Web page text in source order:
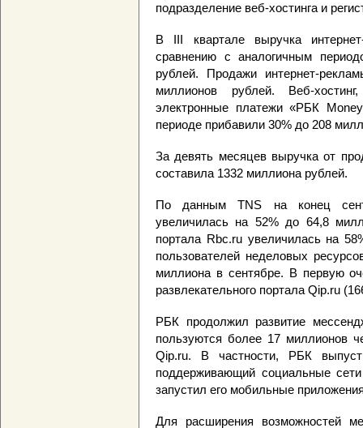
подразделение веб-хостинга и
В III квартале выручка
сравнению с аналогичным
рублей. Продажи интернет-
миллионов рублей. Веб-
электронные платежи «РБК
периоде прибавили 30% до 208
За девять месяцев выручка от
составила 1332 миллиона рублей.
По данным TNS на конец
увеличилась на 52% до 64,8
портала Rbc.ru увеличилась на
пользователей неделовых
миллиона в сентябре. В первую
развлекательного портала Qip.ru
РБК продолжил развитие
пользуются более 17 миллионов
Qip.ru. В частности, РБК
поддерживающий социальные
запустил его мобильные
Для расширения возможностей